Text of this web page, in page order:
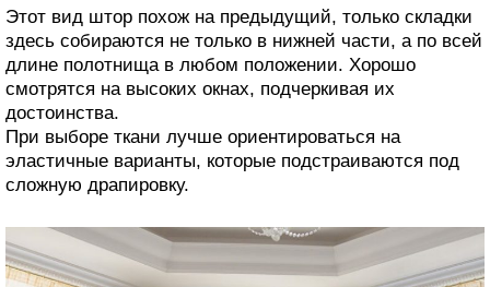
Этот вид штор похож на предыдущий, только складки
здесь собираются не только в нижней части, а по всей
длине полотнища в любом положении. Хорошо
смотрятся на высоких окнах, подчеркивая их
достоинства.
При выборе ткани лучше ориентироваться на
эластичные варианты, которые подстраиваются под
сложную драпировку.